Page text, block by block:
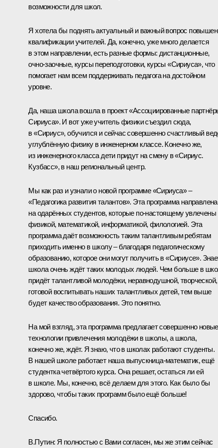
возможности для школ.
Я хотела бы поднять актуальный и важный вопрос
квалификации учителей. Да, конечно, уже много делается
в этом направлении, есть разные формы: дистанционные,
очно-заочные, курсы переподготовки, курсы «Сириуса», что
помогает нам всем поддерживать педагога на достойном
уровне.
Да, наша школа вошла в проект «Ассоциированные
Сириуса». И вот уже учитель физики съездил сюда,
в «Сириус», обучился и сейчас совершенно счастливый
углублённую физику в инженерном классе. Конечно же,
из инженерного класса дети придут на смену в «Сириус.
Кузбасс», в наш региональный центр.
Мы как раз и узнали о новой программе «Сириуса» –
«Педагогика развития талантов». Эта программа направлена
на одарённых студентов, которые по-настоящему увлечены
физикой, математикой, информатикой, филологией. Эта
программа даёт возможность таким талантливым ребятам
приходить именно в школу – благодаря педагогическому
образованию, которое они могут получить в «Сириусе».
школа очень ждёт таких молодых людей. Чем больше в
придёт талантливой молодёжи, неравнодушной, творческой,
готовой воспитывать наших талантливых детей, тем выше
будет качество образования. Это понятно.
На мой взгляд, эта программа предлагает совершенно новые
технологии привлечения молодёжи в школы, а школа,
конечно же, ждёт. Я знаю, что в школах работают студенты.
В нашей школе работает наша выпускница-математик, ещё
студентка четвёртого курса. Она решает, остаться ли ей
в школе. Мы, конечно, всё делаем для этого. Как было бы
здорово, чтобы таких программ было ещё больше!
Спасибо.
В.Путин: Я полностью с Вами согласен, мы же этим сейчас